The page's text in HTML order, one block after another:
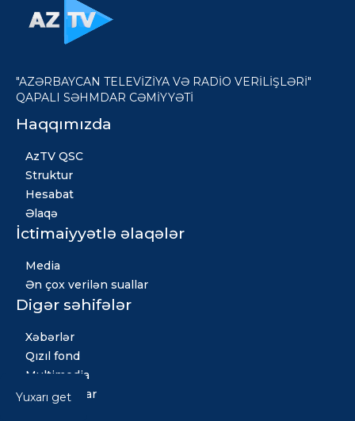
"AZƏRBAYCAN TELEVİZİYA VƏ RADİO VERİLİŞLƏRİ"
QAPALI SƏHMDAR CƏMİYYƏTİ
Haqqımızda
AzTV QSC
Struktur
Hesabat
Əlaqə
İctimaiyyətlə əlaqələr
Media
Ən çox verilən suallar
Digər səhifələr
Xəbərlər
Qızıl fond
Multimedia
Vakansiyalar
Yuxarı get